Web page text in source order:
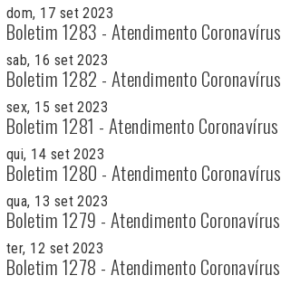
dom, 17 set 2023
Boletim 1283 - Atendimento Coronavírus
sab, 16 set 2023
Boletim 1282 - Atendimento Coronavírus
sex, 15 set 2023
Boletim 1281 - Atendimento Coronavírus
qui, 14 set 2023
Boletim 1280 - Atendimento Coronavírus
qua, 13 set 2023
Boletim 1279 - Atendimento Coronavírus
ter, 12 set 2023
Boletim 1278 - Atendimento Coronavírus